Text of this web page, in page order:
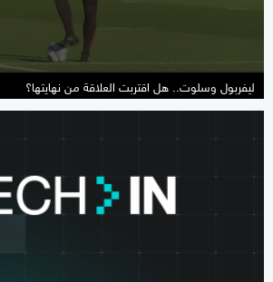
ليفربول وسلوت.. هل اقتربت العلاقة من نهايتها؟